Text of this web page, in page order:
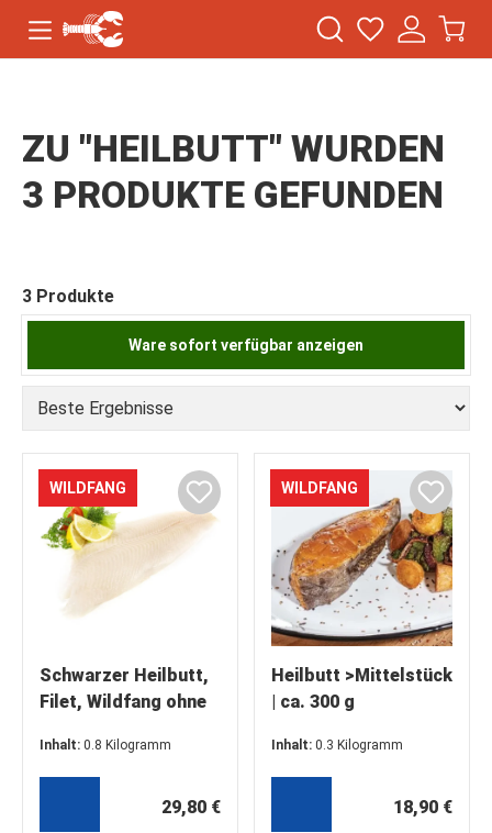
ZU "HEILBUTT" WURDEN
3 PRODUKTE GEFUNDEN
3 Produkte
Ware sofort verfügbar anzeigen
WILDFANG
Schwarzer Heilbutt,
Filet, Wildfang ohne
Inhalt: 0.8 Kilogramm
29,80 €
WILDFANG
Heilbutt >Mittelstück
| ca. 300 g
Inhalt: 0.3 Kilogramm
18,90 €